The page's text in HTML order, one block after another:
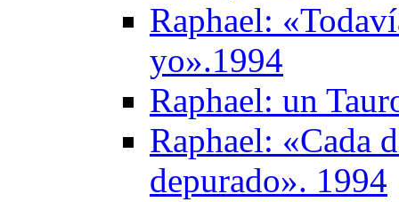
Raphael:
yo».1994
Raphael: un
Raphael: «Cada
depurado». 1994